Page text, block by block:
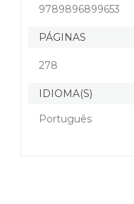
9789896899653
PÁGINAS
278
IDIOMA(S)
Português